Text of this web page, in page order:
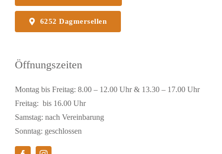
6252 Dagmersellen
Öffnungszeiten
Montag bis Freitag: 8.00 – 12.00 Uhr & 13.30 – 17.00 Uhr
Freitag: bis 16.00 Uhr
Samstag: nach Vereinbarung
Sonntag: geschlossen